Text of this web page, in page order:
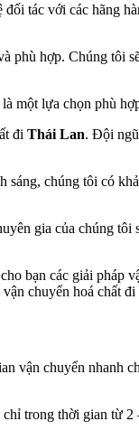
đối tác với các hãng
hợp. Chúng tôi
một lựa chọn phù
đi Thái Lan. Đội ngũ
chúng tôi có
gia của chúng tôi
bạn các giải pháp
chuyển hoá chất đi
vận chuyển nhanh
chỉ trong thời gian từ 2